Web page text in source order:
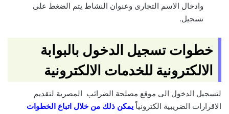
وادخال الاسم التجارى وعنوان النشاط يتم الضغط على
تسجيل.
خطوات تسجيل الدخول بالبوابة
الالكترونية للخدمات الالكترونية
لتسجيل الدخول الى موقع مصلحة الضرائب المصرية لتقديم
الاقرارات الضريبية الكترونياً يمكن ذلك من خلال اتباع الخطوات